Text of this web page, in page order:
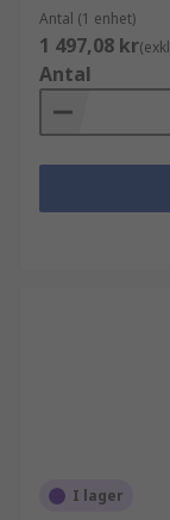
Antal (1 enhet)
1 497,08 kr
Antal
I lager